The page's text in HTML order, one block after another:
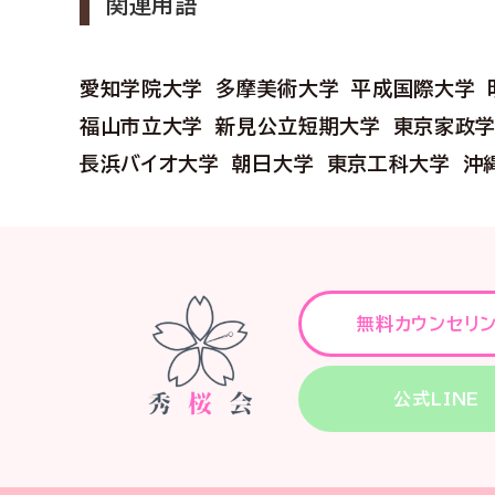
関連用語
愛知学院大学 多摩美術大学 平成国際大学
福山市立大学
新見公立短期大学
東京家政
長浜バイオ大学
朝日大学 東京工科大学 沖
無料カウンセリ
公式LINE